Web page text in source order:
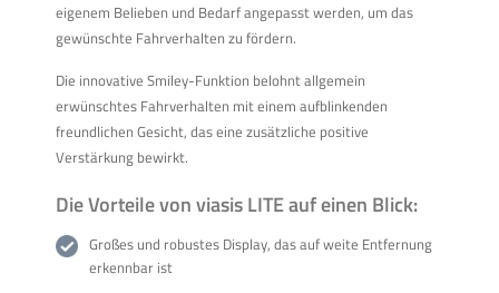
eigenem Belieben und Bedarf angepasst werden, um das
gewünschte Fahrverhalten zu fördern.
Die innovative Smiley-Funktion belohnt allgemein
erwünschtes Fahrverhalten mit einem aufblinkenden
freundlichen Gesicht, das eine zusätzliche positive
Verstärkung bewirkt.
Die Vorteile von viasis LITE auf einen Blick:
Großes und robustes Display, das auf weite Entfernung
erkennbar ist